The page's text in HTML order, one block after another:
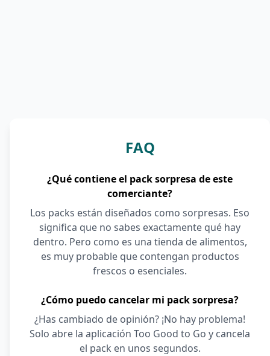
FAQ
¿Qué contiene el pack sorpresa de este
comerciante?
Los packs están diseñados como sorpresas. Eso
significa que no sabes exactamente qué hay
dentro. Pero como es una tienda de alimentos,
es muy probable que contengan productos
frescos o esenciales.
¿Cómo puedo cancelar mi pack sorpresa?
¿Has cambiado de opinión? ¡No hay problema!
Solo abre la aplicación Too Good to Go y cancela
el pack en unos segundos.